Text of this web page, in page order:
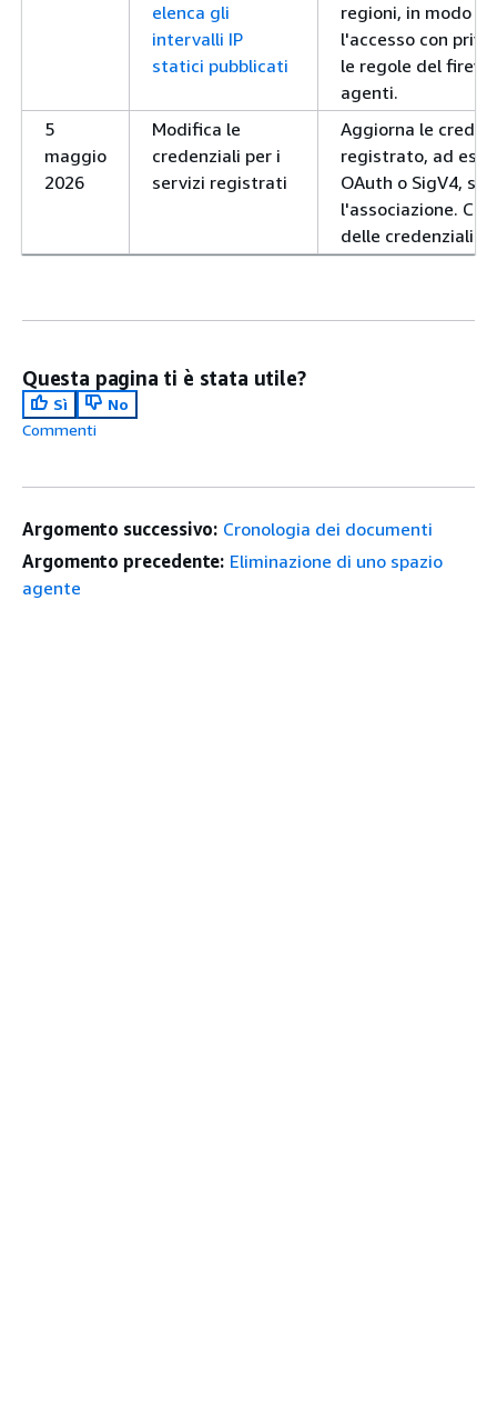
elenca gli
intervalli IP
statici pubblicati
regioni, in modo
l'accesso con
le regole del
agenti.
5
maggio
2026
Modifica le
credenziali per i
servizi registrati
Aggiorna le
registrato, ad
OAuth o SigV4,
l'associazione.
delle credenziali
Questa pagina ti è stata utile?
Sì
No
Commenti
Argomento successivo: Cronologia dei documenti
Argomento precedente: Eliminazione di uno spazio
agente